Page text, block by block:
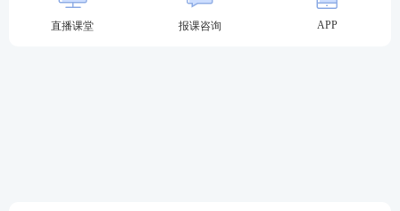
新一轮证券从业备考已开启，不懂制定学习计划？无
法提炼教材 考点？不妨跟随讲师学习，233网校证券
直播课堂 报课咨询 APP